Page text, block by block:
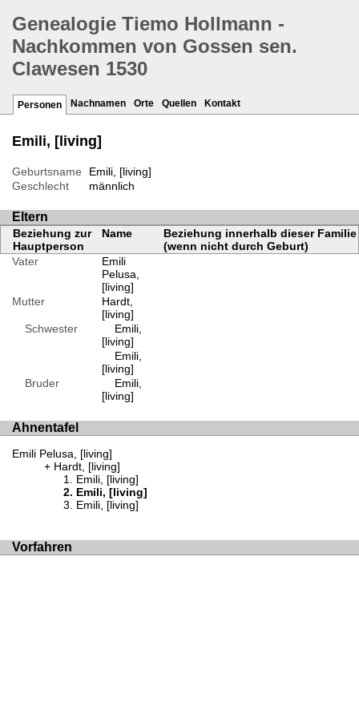
Genealogie Tiemo Hollmann -
Nachkommen von Gossen sen.
Clawesen 1530
Personen Nachnamen Orte Quellen Kontakt
Emili, [living]
Geburtsname
Emili, [living]
Geschlecht
männlich
Eltern
Beziehung zur
Hauptperson
Name
Beziehung innerhalb dieser Familie
(wenn nicht durch Geburt)
Vater
Emili
Pelusa,
[living]
Mutter
Hardt,
[living]
Schwester
Emili,
[living]
Emili,
[living]
Bruder
Emili,
[living]
Ahnentafel
Emili Pelusa, [living]
Hardt, [living]
Emili, [living]
Emili, [living]
Emili, [living]
Vorfahren